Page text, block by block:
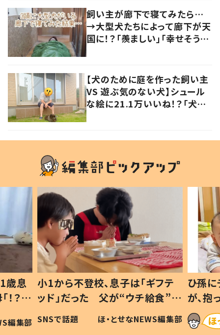
飼い主が廊下で寝てみたら…
→大型犬たちによって廊下が天
国に！？「羨ましい」「幸せそう」
【犬のために庭を作った飼い主
VS 遊ぶ気のない犬】シュール
な絵に21.1万いいね！？「犬の
歳息
？」
編集部
小1から不登校、息子は「ギフテ
ッド」だった 父が“ウチ給食”を
作り続ける理由とは #令和の親
#令和の子
SNSで話題 ほ・とせなNEWS編集部
ひ孫
が、
「涙が
い」